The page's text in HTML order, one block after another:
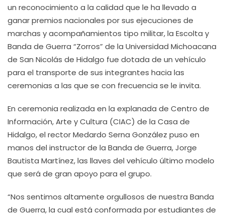
un reconocimiento a la calidad que le ha llevado a
ganar premios nacionales por sus ejecuciones de
marchas y acompañamientos tipo militar, la Escolta y
Banda de Guerra “Zorros” de la Universidad Michoacana
de San Nicolás de Hidalgo fue dotada de un vehículo
para el transporte de sus integrantes hacia las
ceremonias a las que se con frecuencia se le invita.
En ceremonia realizada en la explanada de Centro de
Información, Arte y Cultura (CIAC) de la Casa de
Hidalgo, el rector Medardo Serna González puso en
manos del instructor de la Banda de Guerra, Jorge
Bautista Martínez, las llaves del vehículo último modelo
que será de gran apoyo para el grupo.
“Nos sentimos altamente orgullosos de nuestra Banda
de Guerra, la cual está conformada por estudiantes de